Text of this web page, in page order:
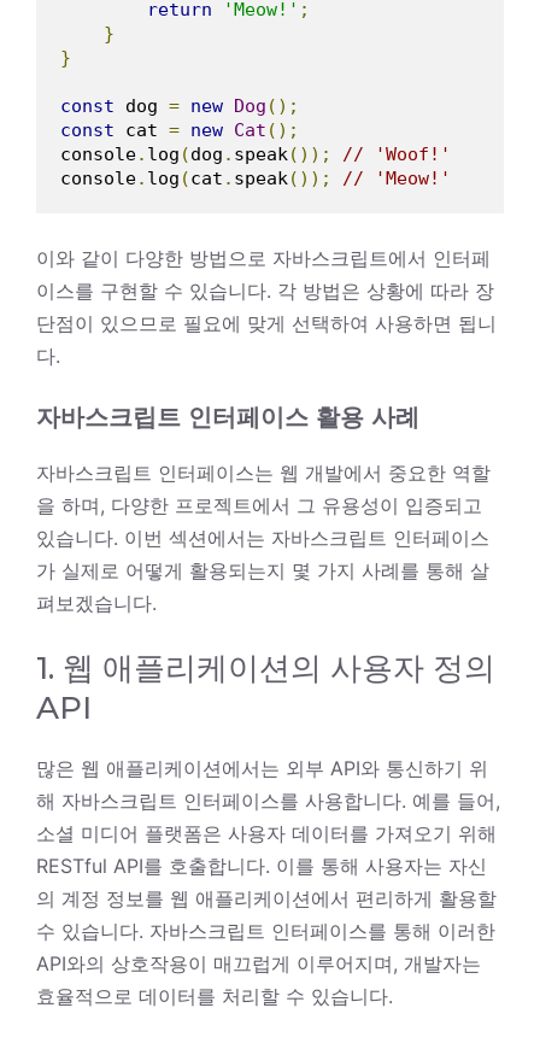
return 'Meow!' ;
}
}
const dog = new Dog ();
const cat = new Cat ();
console. log (dog . speak ());
// 'Woof!'
console. log (cat . speak ()); // 'Meow!'
이와 같이 다양한 방법으로 자바스크립트에서 인터페
이스를 구현할 수 있습니다. 각 방법은 상황에 따라 장
단점이 있으므로 필요에 맞게 선택하여 사용하면 됩니
다.
자바스크립트 인터페이스 활용 사례
자바스크립트 인터페이스는 웹 개발에서 중요한 역할
을 하며, 다양한 프로젝트에서 그 유용성이 입증되고
있습니다. 이번 섹션에서는 자바스크립트 인터페이스
가 실제로 어떻게 활용되는지 몇 가지 사례를 통해 살
펴보겠습니다.
1. 웹 애플리케이션의 사용자 정의
API
많은 웹 애플리케이션에서는 외부 API와 통신하기 위
해 자바스크립트 인터페이스를 사용합니다. 예를 들어,
소셜 미디어 플랫폼은 사용자 데이터를 가져오기 위해
RESTful API를 호출합니다. 이를 통해 사용자는 자신
의 계정 정보를 웹 애플리케이션에서 편리하게 활용할
수 있습니다. 자바스크립트 인터페이스를 통해 이러한
API와의 상호작용이 매끄럽게 이루어지며, 개발자는
효율적으로 데이터를 처리할 수 있습니다.